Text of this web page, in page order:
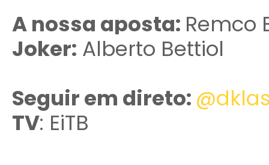
A nossa aposta: Remco
Joker: Alberto Bettiol
Seguir em direto:
TV: EiTB